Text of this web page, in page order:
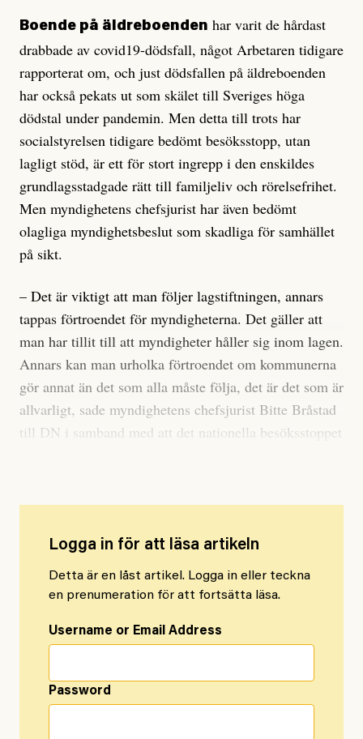
Boende på äldreboenden har varit de hårdast
drabbade av covid19-dödsfall, något Arbetaren tidigare
rapporterat om, och just dödsfallen på äldreboenden
har också pekats ut som skälet till Sveriges höga
dödstal under pandemin. Men detta till trots har
socialstyrelsen tidigare bedömt besöksstopp, utan
lagligt stöd, är ett för stort ingrepp i den enskildes
grundlagsstadgade rätt till familjeliv och rörelsefrihet.
Men myndighetens chefsjurist har även bedömt
olagliga myndighetsbeslut som skadliga för samhället
på sikt.
– Det är viktigt att man följer lagstiftningen, annars
tappas förtroendet för myndigheterna. Det gäller att
man har tillit till att myndigheter håller sig inom lagen.
Annars kan man urholka förtroendet om kommunerna
gör annat än det som alla måste följa, det är det som är
allvarligt, sade myndighetens chefsjurist Bitte Bråstad
till DN i samband med att det nationella besöksstoppet
Logga in för att läsa artikeln
Detta är en låst artikel. Logga in eller teckna
en prenumeration för att fortsätta läsa.
Username or Email Address
Password